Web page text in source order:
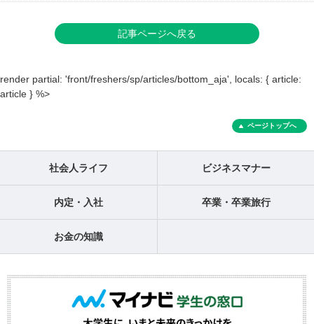
記事ページへ戻る
render partial: 'front/freshers/sp/articles/bottom_aja', locals: { article:
article } %>
ページトップへ
社会人ライフ ビジネスマナー
内定・入社 卒業・卒業旅行
お金の知識